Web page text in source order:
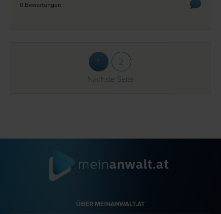
0 Bewertungen
1 2
Nächste Seite
ÜBER MEINANWALT.AT